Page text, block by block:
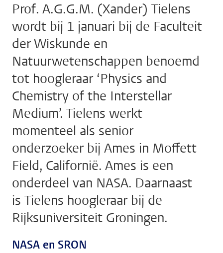
Prof. A.G.G.M. (Xander) Tielens
wordt bij 1 januari bij de Faculteit
der Wiskunde en
Natuurwetenschappen benoemd
tot hoogleraar ‘Physics and
Chemistry of the Interstellar
Medium’. Tielens werkt
momenteel als senior
onderzoeker bij Ames in Moffett
Field, Californië. Ames is een
onderdeel van NASA. Daarnaast
is Tielens hoogleraar bij de
Rijksuniversiteit Groningen.
NASA en SRON